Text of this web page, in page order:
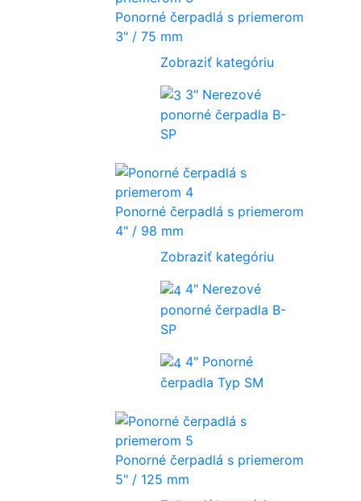
Ponorné čerpadlá s priemerom
3" / 75 mm
Zobraziť kategóriu
3" Nerezové
ponorné čerpadla B-
SP
Ponorné čerpadlá s priemerom
4" / 98 mm
Zobraziť kategóriu
4" Nerezové
ponorné čerpadla B-
SP
4" Ponorné
čerpadla Typ SM
Ponorné čerpadlá s priemerom
5" / 125 mm